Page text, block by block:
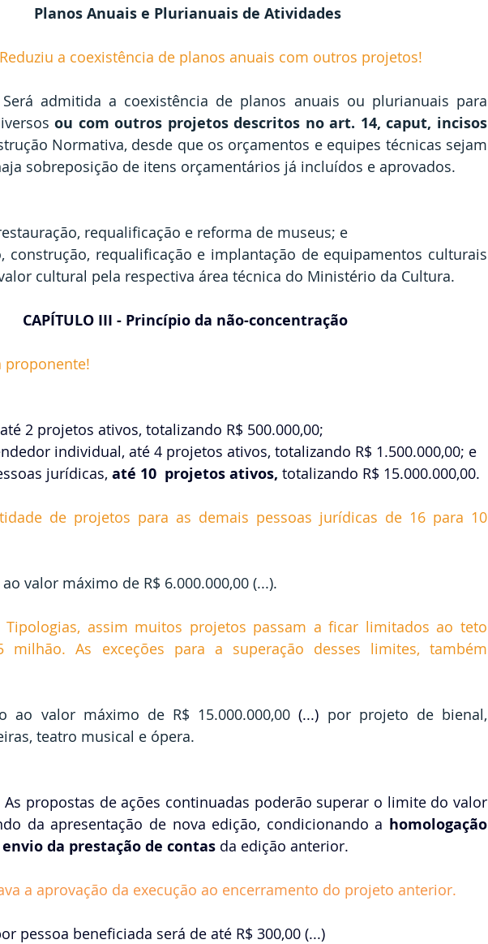
Planos Anuais e Plurianuais de Atividades
a coexistência de planos anuais com outros projetos!
admitida a coexistência de planos anuais ou plurianuais para
ou com outros projetos descritos no art. 14, caput, incisos
Normativa, desde que os orçamentos e equipes técnicas sejam
sobreposição de itens orçamentários já incluídos e aprovados.
requalificação e reforma de museus; e
construção, requalificação e implantação de equipamentos culturais
cultural pela respectiva área técnica do Ministério da Cultura.
CAPÍTULO III - Princípio da não-concentração
proponente!
2 projetos ativos, totalizando R$ 500.000,00;
individual, até 4 projetos ativos, totalizando R$ 1.500.000,00; e
jurídicas, até 10  projetos ativos, totalizando R$ 15.000.000,00.
de projetos para as demais pessoas jurídicas de 16 para 10
valor máximo de R$ 6.000.000,00 (...).
Tipologias, assim muitos projetos passam a ficar limitados ao teto
milhão. As exceções para a superação desses limites, também
ao valor máximo de R$ 15.000.000,00 (...) por projeto de bienal,
teatro musical e ópera.
As propostas de ações continuadas poderão superar o limite do valor
da apresentação de nova edição, condicionando a homologação
envio da prestação de contas da edição anterior.
a aprovação da execução ao encerramento do projeto anterior.
pessoa beneficiada será de até R$ 300,00 (...)